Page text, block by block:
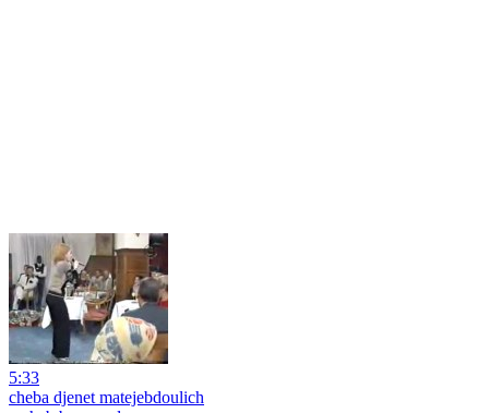
5:33
cheba djenet matejebdoulich